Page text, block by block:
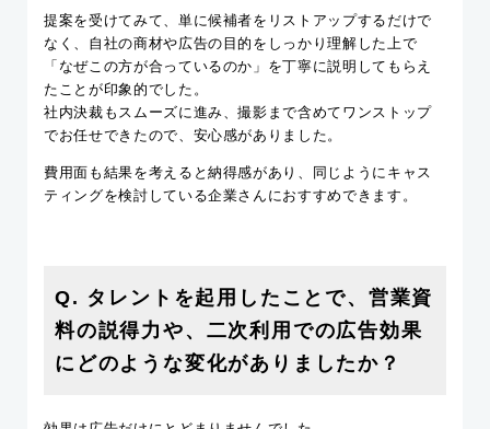
提案を受けてみて、単に候補者をリストアップするだけで
なく、自社の商材や広告の目的をしっかり理解した上で
「なぜこの方が合っているのか」を丁寧に説明してもらえ
たことが印象的でした。
社内決裁もスムーズに進み、撮影まで含めてワンストップ
でお任せできたので、安心感がありました。
費用面も結果を考えると納得感があり、同じようにキャス
ティングを検討している企業さんにおすすめできます。
Q. タレントを起用したことで、営業資
料の説得力や、二次利用での広告効果
にどのような変化がありましたか？